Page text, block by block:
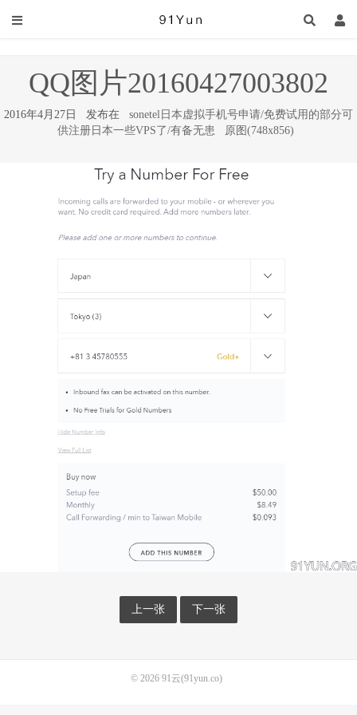
QQ图片20160427003802
2016年4月27日 发布在 sonetel日本虚拟手机号申请/免费试用的部分可
供注册日本一些VPS了/有备无患
原图(748x856)
上一张 下一张
© 2026 91云(91yun.co)